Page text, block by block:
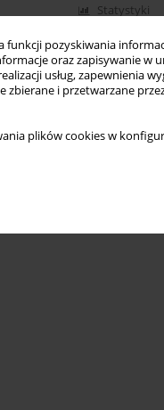
funkcji pozyskiwania
oraz zapisywanie w
usług, zapewnienia
zbierane i przetwarzane
plików cookies w
Statystyki